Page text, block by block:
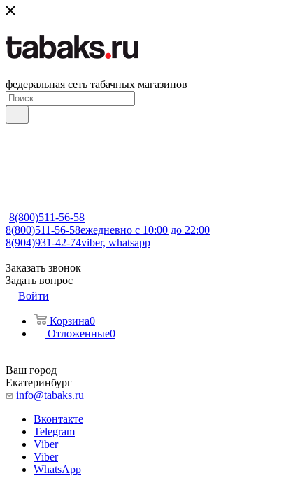
федеральная сеть табачных магазинов
8(800)511-56-58
8(800)511-56-58ежедневно с 10:00 до 22:00
8(904)931-42-74viber, whatsapp
Заказать звонок
Задать вопрос
Войти
Корзина0
Отложенные0
Ваш город
Екатеринбург
info@tabaks.ru
Вконтакте
Telegram
Viber
Viber
WhatsApp